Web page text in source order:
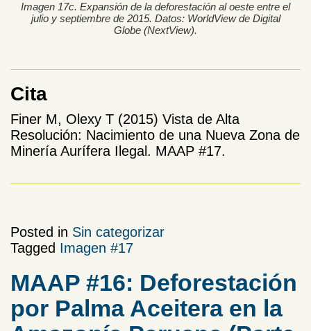
Imagen 17c. Expansión de la deforestación al oeste entre el
julio y septiembre de 2015. Datos: WorldView de Digital
Globe (NextView).
Cita
Finer M, Olexy T (2015) Vista de Alta
Resolución: Nacimiento de una Nueva Zona de
Minería Aurífera Ilegal. MAAP #17.
Posted in Sin categorizar
Tagged Imagen #17
MAAP #16: Deforestación
por Palma Aceitera en la